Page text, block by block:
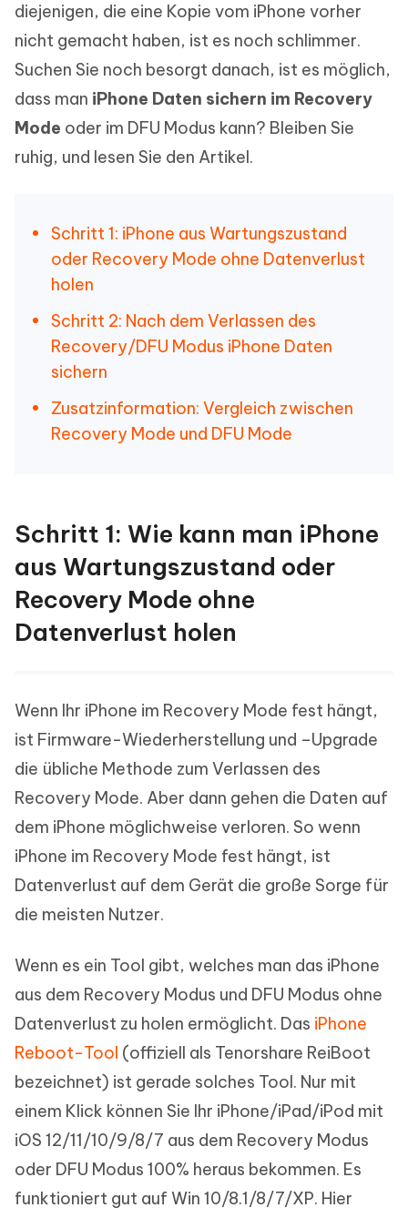
diejenigen, die eine Kopie vom iPhone vorher
nicht gemacht haben, ist es noch schlimmer.
Suchen Sie noch besorgt danach, ist es möglich,
dass man iPhone Daten sichern im Recovery
Mode oder im DFU Modus kann? Bleiben Sie
ruhig, und lesen Sie den Artikel.
Schritt 1: iPhone aus Wartungszustand
oder Recovery Mode ohne Datenverlust
holen
Schritt 2: Nach dem Verlassen des
Recovery/DFU Modus iPhone Daten
sichern
Zusatzinformation: Vergleich zwischen
Recovery Mode und DFU Mode
Schritt 1: Wie kann man iPhone
aus Wartungszustand oder
Recovery Mode ohne
Datenverlust holen
Wenn Ihr iPhone im Recovery Mode fest hängt,
ist Firmware-Wiederherstellung und –Upgrade
die übliche Methode zum Verlassen des
Recovery Mode. Aber dann gehen die Daten auf
dem iPhone möglichweise verloren. So wenn
iPhone im Recovery Mode fest hängt, ist
Datenverlust auf dem Gerät die große Sorge für
die meisten Nutzer.
Wenn es ein Tool gibt, welches man das iPhone
aus dem Recovery Modus und DFU Modus ohne
Datenverlust zu holen ermöglicht. Das iPhone
Reboot-Tool (offiziell als Tenorshare ReiBoot
bezeichnet) ist gerade solches Tool. Nur mit
einem Klick können Sie Ihr iPhone/iPad/iPod mit
iOS 12/11/10/9/8/7 aus dem Recovery Modus
oder DFU Modus 100% heraus bekommen. Es
funktioniert gut auf Win 10/8.1/8/7/XP. Hier